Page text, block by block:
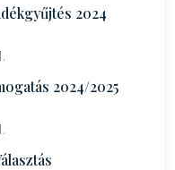
2024
2024/2025